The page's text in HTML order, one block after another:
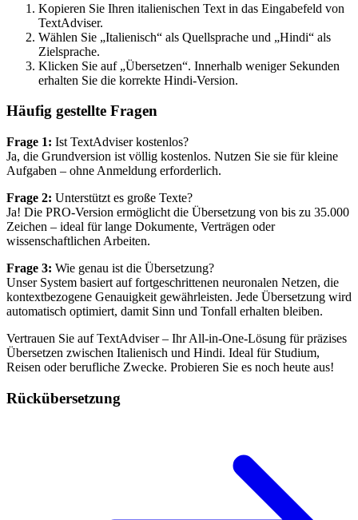
Kopieren Sie Ihren italienischen Text in das Eingabefeld von
TextAdviser.
Wählen Sie „Italienisch“ als Quellsprache und „Hindi“ als
Zielsprache.
Klicken Sie auf „Übersetzen“. Innerhalb weniger Sekunden
erhalten Sie die korrekte Hindi-Version.
Häufig gestellte Fragen
Frage 1: Ist TextAdviser kostenlos?
Ja, die Grundversion ist völlig kostenlos. Nutzen Sie sie für kleine
Aufgaben – ohne Anmeldung erforderlich.
Frage 2: Unterstützt es große Texte?
Ja! Die PRO-Version ermöglicht die Übersetzung von bis zu 35.000
Zeichen – ideal für lange Dokumente, Verträgen oder
wissenschaftlichen Arbeiten.
Frage 3: Wie genau ist die Übersetzung?
Unser System basiert auf fortgeschrittenen neuronalen Netzen, die
kontextbezogene Genauigkeit gewährleisten. Jede Übersetzung wird
automatisch optimiert, damit Sinn und Tonfall erhalten bleiben.
Vertrauen Sie auf TextAdviser – Ihr All-in-One-Lösung für präzises
Übersetzen zwischen Italienisch und Hindi. Ideal für Studium,
Reisen oder berufliche Zwecke. Probieren Sie es noch heute aus!
Rückübersetzung